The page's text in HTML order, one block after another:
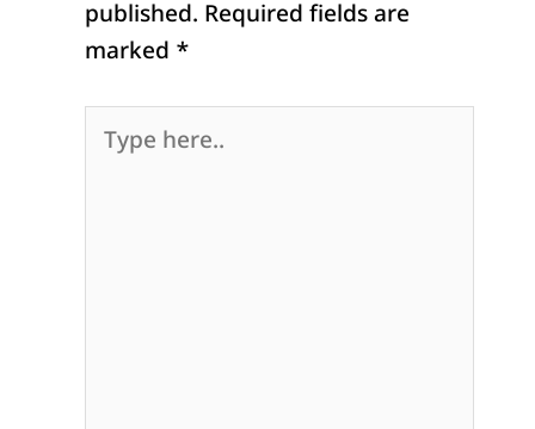
published. Required fields are
marked *
here..